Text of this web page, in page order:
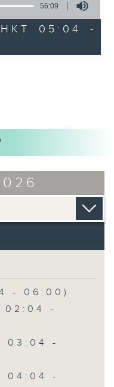
56:09
05:04 -
- 06:00)
02:04 -
03:04 -
04:04 -